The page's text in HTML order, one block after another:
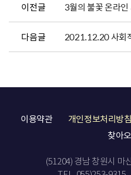
이전글 3월의 불꽃 온라인
다음글
이용약관 개인정보처리방침
찾아
(51204) 경남 창원시 마